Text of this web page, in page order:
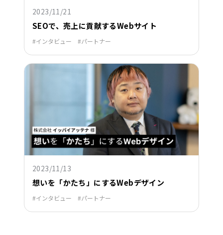
2023/11/21
SEOで、売上に貢献するWebサイト
インタビュー パートナー
2023/11/13
想いを「かたち」にするWebデザイン
インタビュー パートナー